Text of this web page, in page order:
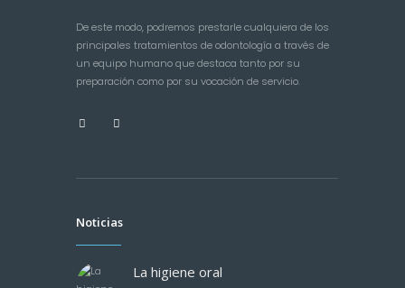
De este modo, podremos prestarle cualquiera de los
principales tratamientos de odontología a través de
un equipo humano que destaca tanto por su
preparación como por su vocación de servicio.
Noticias
La higiene oral